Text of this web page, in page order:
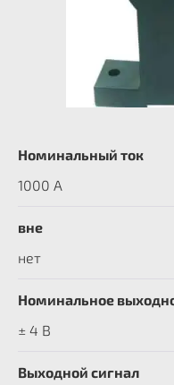
Номинальный ток
1000 А
вне
нет
Номинальное
± 4 В
Выходной сигнал